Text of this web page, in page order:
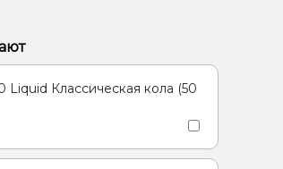
Liquid Классическая кола (50